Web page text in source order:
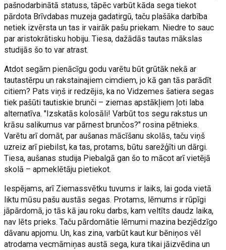
pašnodarbinātā statuss, tāpēc varbūt kāda sega tiekot
pārdota Brīvdabas muzeja gadatirgū, taču plašāka darbība
netiek izvērsta un tas ir vairāk pašu priekam. Niedre to sauc
par aristokrātisku hobiju. Tiesa, dažādās tautas mākslas
studijās šo to var atrast.
Atdot segām pienācīgu godu varētu būt grūtāk nekā ar
tautastērpu un rakstainajiem cimdiem, jo kā gan tās parādīt
citiem? Pats viņš ir redzējis, ka no Vidzemes šatiera segas
tiek pašūti tautiskie brunči – ziemas apstākļiem ļoti laba
alternatīva. "Izskatās kolosāli! Varbūt tos segu rakstus un
krāsu salikumus var pārnest brunčos?" rosina pētnieks.
Varētu arī domāt, par aušanas mācīšanu skolās, taču viņš
uzreiz arī piebilst, ka tas, protams, būtu sarežģīti un dārgi.
Tiesa, aušanas studija Piebalgā gan šo to mācot arī vietējā
skolā – apmeklētāju pietiekot.
Iespējams, arī Ziemassvētku tuvums ir laiks, lai goda vietā
liktu mūsu pašu austās segas. Protams, lēmums ir rūpīgi
jāpārdomā, jo tās kā jau roku darbs, kam veltīts daudz laika,
nav lēts prieks. Taču pārdomātie lēmumi mazina bezjēdzīgo
dāvanu apjomu. Un, kas zina, varbūt kaut kur bēniņos vēl
atrodama vecmāmiņas austā sega, kura tikai jāizvēdina un